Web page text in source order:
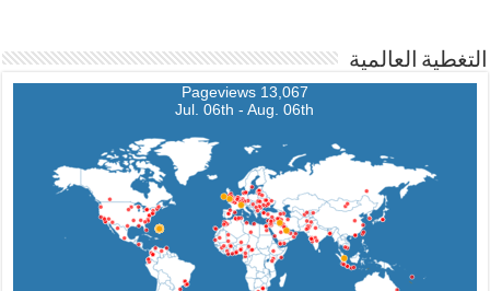
التغطية العالمية
13,067 Pageviews
Jul. 06th - Aug. 06th